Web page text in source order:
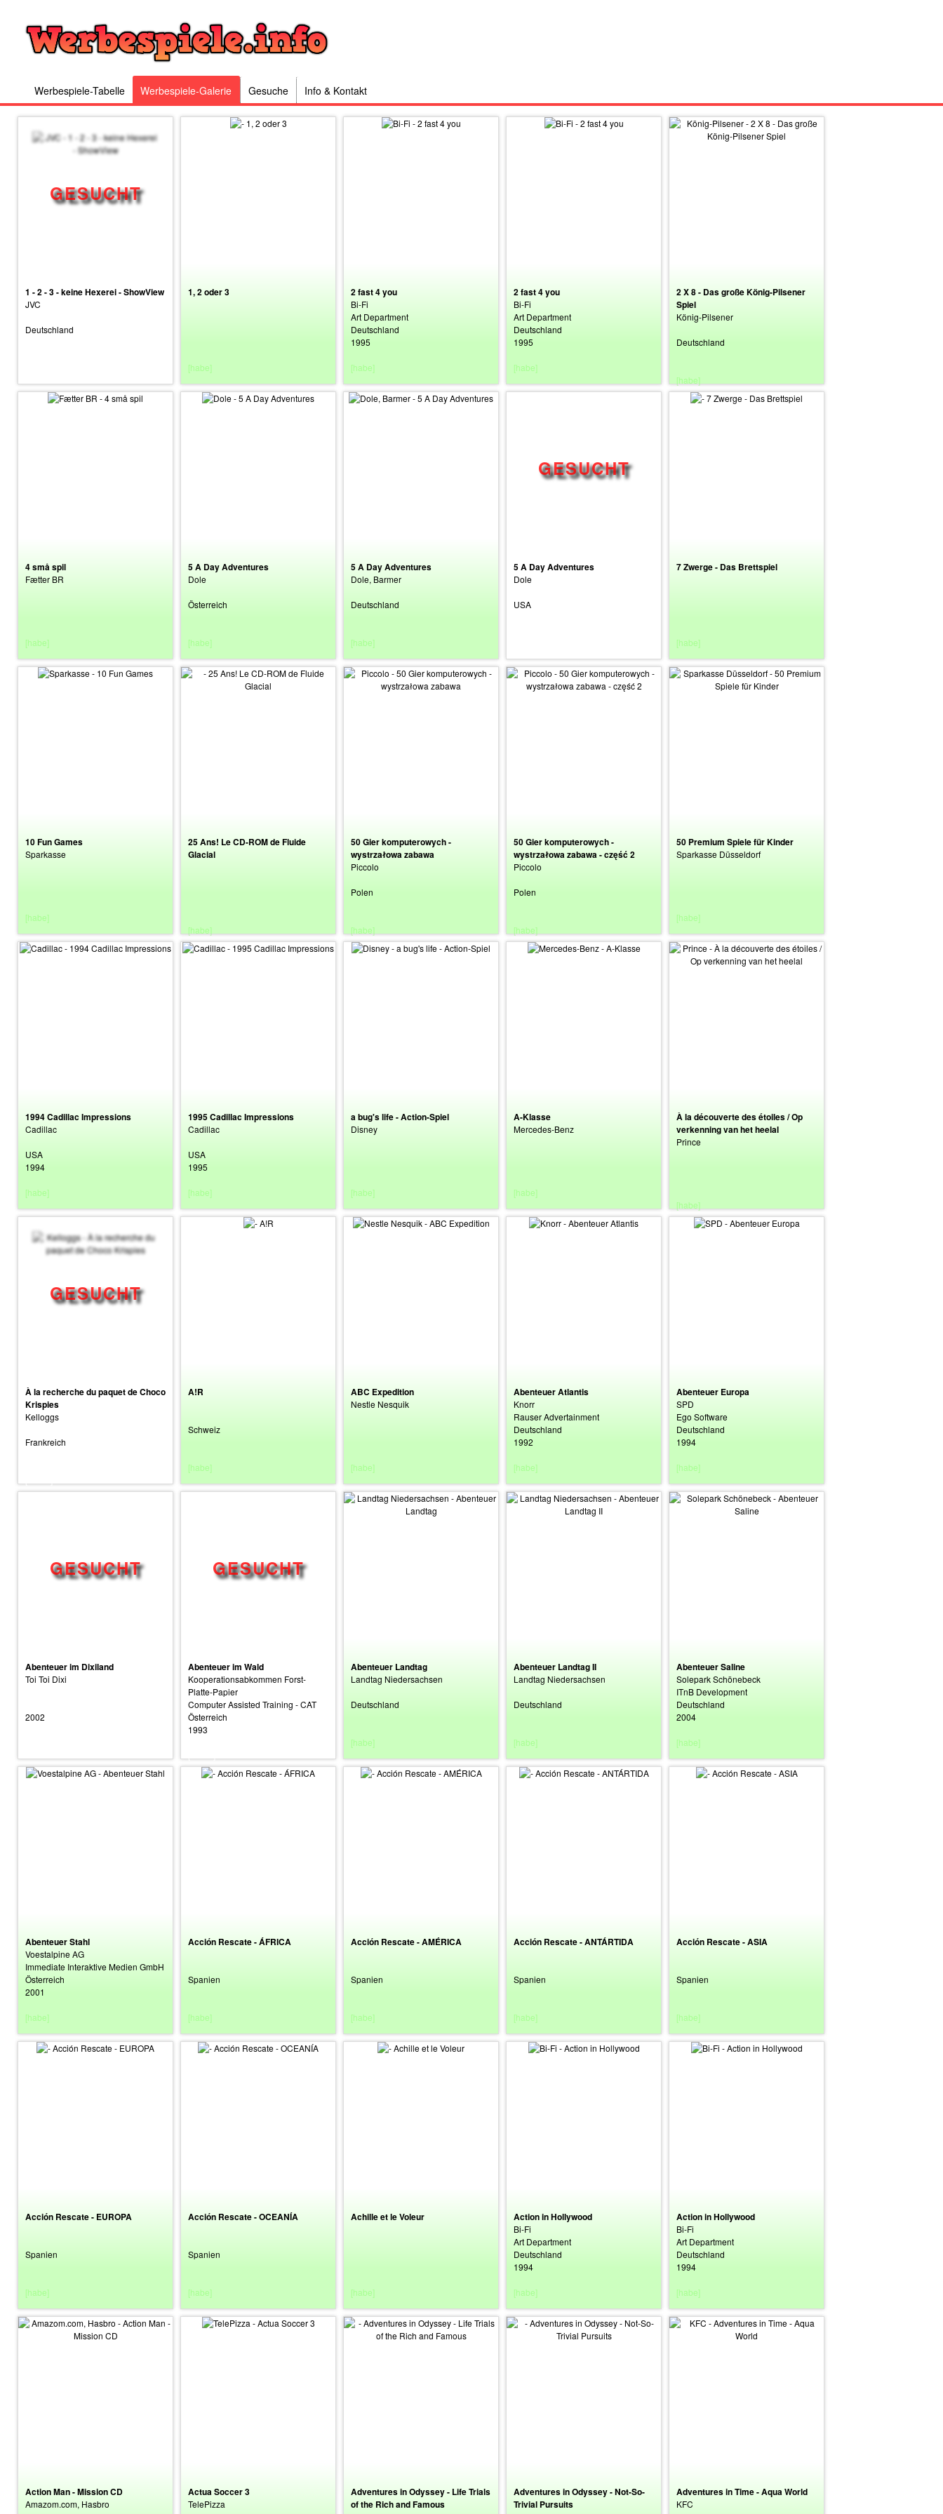
Werbespiele-Tabelle Werbespiele-Galerie Gesuche Info & Kontakt
1 - 2 - 3 - keine Hexerei - ShowView
JVC
Deutschland
1, 2 oder 3
[habe]
2 fast 4 you
Bi-Fi
Art Department
Deutschland
1995
[habe]
2 fast 4 you
Bi-Fi
Art Department
Deutschland
1995
[habe]
2 X 8 - Das große König-Pilsener
Spiel
König-Pilsener
Deutschland
[habe]
4 små spil
Fætter BR
[habe]
5 A Day Adventures
Dole
Österreich
[habe]
5 A Day Adventures
Dole, Barmer
Deutschland
[habe]
5 A Day Adventures
Dole
USA
7 Zwerge - Das Brettspiel
[habe]
10 Fun Games
Sparkasse
[habe]
25 Ans! Le CD-ROM de Fluide
Glacial
[habe]
50 Gier komputerowych -
wystrzałowa zabawa
Piccolo
Polen
[habe]
50 Gier komputerowych -
wystrzałowa zabawa - część 2
Piccolo
Polen
[habe]
50 Premium Spiele für Kinder
Sparkasse Düsseldorf
[habe]
1994 Cadillac Impressions
Cadillac
USA
1994
[habe]
1995 Cadillac Impressions
Cadillac
USA
1995
[habe]
a bug's life - Action-Spiel
Disney
[habe]
A-Klasse
Mercedes-Benz
[habe]
À la découverte des étoiles / Op
verkenning van het heelal
Prince
[habe]
À la recherche du paquet de Choco
Krispies
Kelloggs
Frankreich
A!R
Schweiz
[habe]
ABC Expedition
Nestle Nesquik
[habe]
Abenteuer Atlantis
Knorr
Rauser Advertainment
Deutschland
1992
[habe]
Abenteuer Europa
SPD
Ego Software
Deutschland
1994
[habe]
Abenteuer im Dixiland
Toi Toi Dixi
2002
Abenteuer im Wald
Kooperationsabkommen Forst-
Platte-Papier
Computer Assisted Training - CAT
Österreich
1993
Abenteuer Landtag
Landtag Niedersachsen
Deutschland
[habe]
Abenteuer Landtag II
Landtag Niedersachsen
Deutschland
[habe]
Abenteuer Saline
Solepark Schönebeck
ITnB Development
Deutschland
2004
[habe]
Abenteuer Stahl
Voestalpine AG
Immediate Interaktive Medien GmbH
Österreich
2001
[habe]
Acción Rescate - ÁFRICA
Spanien
[habe]
Acción Rescate - AMÉRICA
Spanien
[habe]
Acción Rescate - ANTÁRTIDA
Spanien
[habe]
Acción Rescate - ASIA
Spanien
[habe]
Acción Rescate - EUROPA
Spanien
[habe]
Acción Rescate - OCEANÍA
Spanien
[habe]
Achille et le Voleur
[habe]
Action in Hollywood
Bi-Fi
Art Department
Deutschland
1994
[habe]
Action in Hollywood
Bi-Fi
Art Department
Deutschland
1994
[habe]
Action Man - Mission CD
Amazom.com, Hasbro
Actua Soccer 3
TelePizza
Adventures in Odyssey - Life Trials
of the Rich and Famous
Adventures in Odyssey - Not-So-
Trivial Pursuits
Adventures in Time - Aqua World
KFC